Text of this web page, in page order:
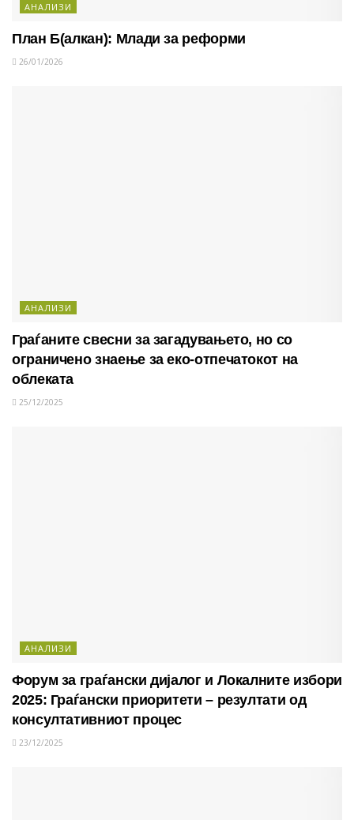
АНАЛИЗИ
План Б(алкан): Млади за реформи
26/01/2026
АНАЛИЗИ
Граѓаните свесни за загадувањето, но со
ограничено знаење за еко-отпечатокот на
облеката
25/12/2025
АНАЛИЗИ
Форум за граѓански дијалог и Локалните избори
2025: Граѓански приоритети – резултати од
консултативниот процес
23/12/2025